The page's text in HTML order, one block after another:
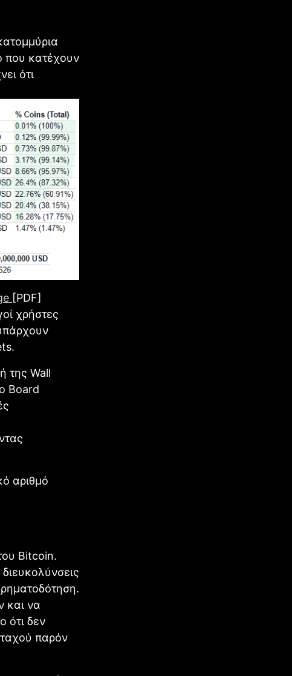
που κατέχουν
ότι
[PDF]
χρήστες
της Wall
Board
αριθμό
Bitcoin.
και να
ότι δεν
παρόν